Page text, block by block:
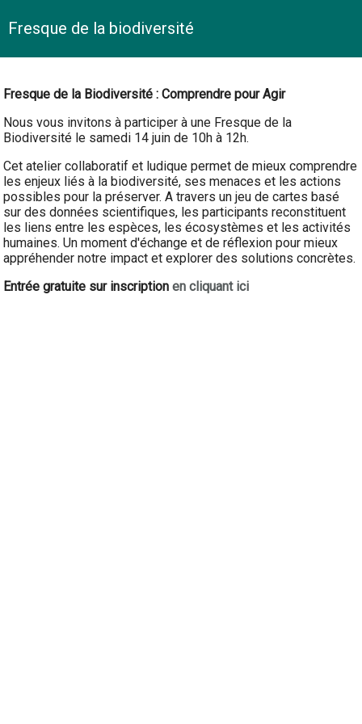
Fresque de la biodiversité
Fresque de la Biodiversité : Comprendre pour Agir
Nous vous invitons à participer à une Fresque de la
Biodiversité le samedi 14 juin de 10h à 12h.
Cet atelier collaboratif et ludique permet de mieux comprendre
les enjeux liés à la biodiversité, ses menaces et les actions
possibles pour la préserver. A travers un jeu de cartes basé
sur des données scientifiques, les participants reconstituent
les liens entre les espèces, les écosystèmes et les activités
humaines. Un moment d'échange et de réflexion pour mieux
appréhender notre impact et explorer des solutions concrètes.
Entrée gratuite sur inscriptionen cliquant ici